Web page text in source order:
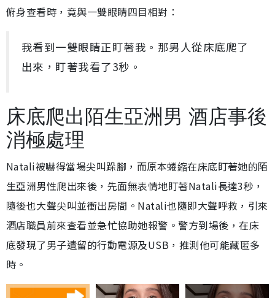
俯身查看時，竟與一雙眼睛四目相對：
我看到一雙眼睛正盯著我。那男人從床底爬了
出來，盯著我看了3秒。
床底爬出陌生亞洲男 酒店事後
消極處理
Natali被嚇得當場尖叫跺腳，而原本蜷縮在床底盯著她的陌
生亞洲男性爬出來後，先面無表情地盯著Natali長達3秒，
隨後也大聲尖叫並衝出房間。Natali也隨即大聲呼救，引來
酒店職員前來查看並急忙協助她報警。警方到場後，在床
底發現了男子遺留的行動電源及USB，推測他可能藏匿多
時。